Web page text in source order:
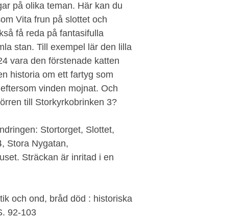
på olika teman. Här kan du
Vita frun på slottet och
få reda på fantasifulla
stan. Till exempel lär den lilla
vara den förstenade katten
historia om ett fartyg som
vinden mojnat. Och
till Storkyrkobrinken 3?
Stortorget, Slottet,
Stora Nygatan,
Sträckan är inritad i en
och ond, bråd död : historiska
92-103